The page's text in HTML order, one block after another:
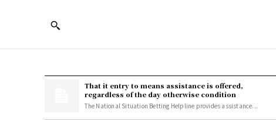
That it entry to means assistance is offered,
regardless of the day otherwise condition
The National Situation Betting Helpline provides assistance...